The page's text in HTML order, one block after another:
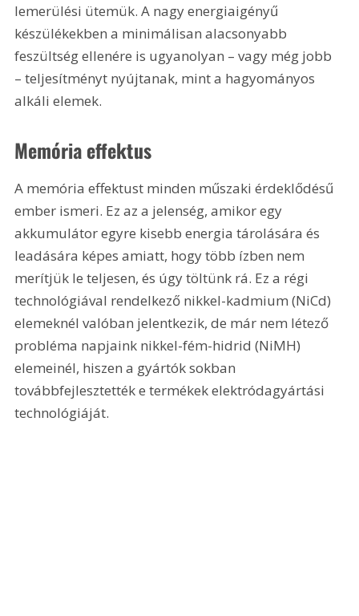
lemerülési ütemük. A nagy energiaigényű
készülékekben a minimálisan alacsonyabb
feszültség ellenére is ugyanolyan – vagy még jobb
– teljesítményt nyújtanak, mint a hagyományos
alkáli elemek.
Memória effektus
A memória effektust minden műszaki érdeklődésű
ember ismeri. Ez az a jelenség, amikor egy
akkumulátor egyre kisebb energia tárolására és
leadására képes amiatt, hogy több ízben nem
merítjük le teljesen, és úgy töltünk rá. Ez a régi
technológiával rendelkező nikkel-kadmium (NiCd)
elemeknél valóban jelentkezik, de már nem létező
probléma napjaink nikkel-fém-hidrid (NiMH)
elemeinél, hiszen a gyártók sokban
továbbfejlesztették e termékek elektródagyártási
technológiáját.